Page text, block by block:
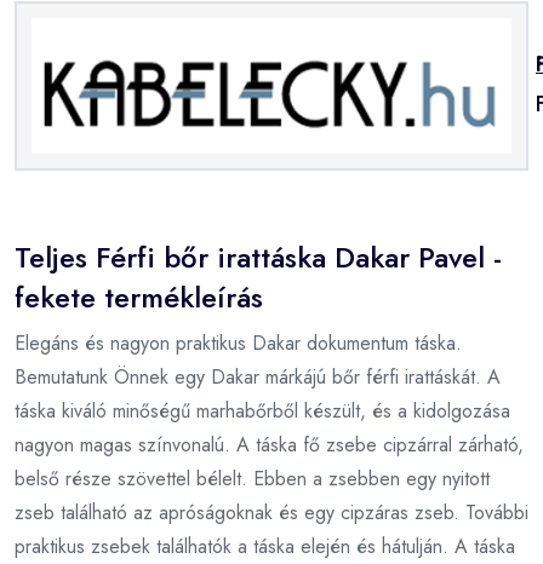
Teljes Férfi bőr irattáska Dakar Pavel -
fekete termékleírás
Elegáns és nagyon praktikus Dakar dokumentum táska.
Bemutatunk Önnek egy Dakar márkájú bőr férfi irattáskát. A
táska kiváló minőségű marhabőrből készült, és a kidolgozása
nagyon magas színvonalú. A táska fő zsebe cipzárral zárható,
belső része szövettel bélelt. Ebben a zsebben egy nyitott
zseb található az apróságoknak és egy cipzáras zseb. További
praktikus zsebek találhatók a táska elején és hátulján. A táska